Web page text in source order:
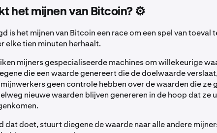
het mijnen van Bitcoin? ⚙️
is het mijnen van Bitcoin een race om een spel van toeval
elke tien minuten herhaalt.
mijners gespecialiseerde machines om willekeurige
die een waarde genereert die de doelwaarde
geen controle hebben over de waarden die ze
nieuwe waarden blijven genereren in de hoop dat ze
dat doet, stuurt diegene de waarde naar alle andere